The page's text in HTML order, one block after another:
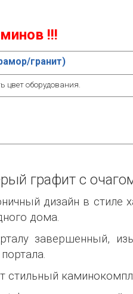
!!!
гранит)
цвет оборудования.
графит с
дизайн в
дома.
завершенный,
стильный